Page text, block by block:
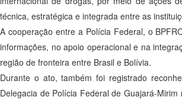
técnica, estratégica e integrada entre as
A cooperação entre a Polícia Federal, o
informações, no apoio operacional e na
região de fronteira entre Brasil e Bolívia.
Durante o ato, também foi registrado
Delegacia de Polícia Federal de Guajará-